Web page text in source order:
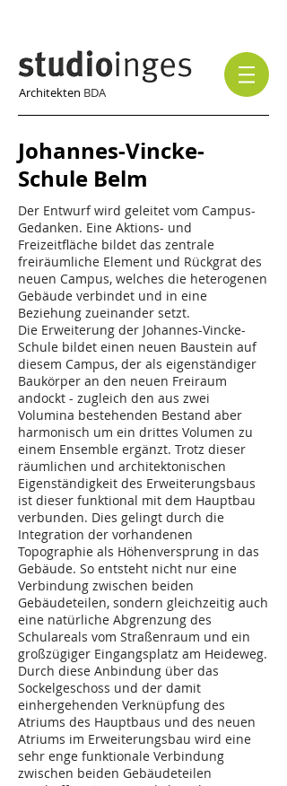
Architekten BDA
Johannes-Vincke-
Schule Belm
Der Entwurf wird geleitet vom Campus-
Gedanken. Eine Aktions- und
Freizeitfläche bildet das zentrale
freiräumliche Element und Rückgrat des
neuen Campus, welches die heterogenen
Gebäude verbindet und in eine
Beziehung zueinander setzt.
Die Erweiterung der Johannes-Vincke-
Schule bildet einen neuen Baustein auf
diesem Campus, der als eigenständiger
Baukörper an den neuen Freiraum
andockt - zugleich den aus zwei
Volumina bestehenden Bestand aber
harmonisch um ein drittes Volumen zu
einem Ensemble ergänzt. Trotz dieser
räumlichen und architektonischen
Eigenständigkeit des Erweiterungsbaus
ist dieser funktional mit dem Hauptbau
verbunden. Dies gelingt durch die
Integration der vorhandenen
Topographie als Höhenversprung in das
Gebäude. So entsteht nicht nur eine
Verbindung zwischen beiden
Gebäudeteilen, sondern gleichzeitig auch
eine natürliche Abgrenzung des
Schulareals vom Straßenraum und ein
großzügiger Eingangsplatz am Heideweg.
Durch diese Anbindung über das
Sockelgeschoss und der damit
einhergehenden Verknüpfung des
Atriums des Hauptbaus und des neuen
Atriums im Erweiterungsbau wird eine
sehr enge funktionale Verbindung
zwischen beiden Gebäudeteilen